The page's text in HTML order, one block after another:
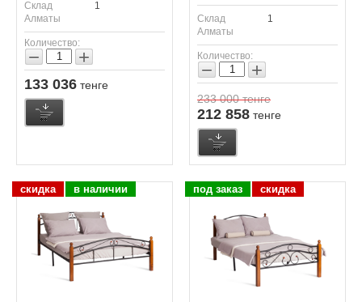
Склад
Алматы
1
Количество:
− +
133 036 тенге
Склад
Алматы
1
Количество:
− +
233 000тенге
212 858 тенге
скидка в наличии под заказ скидка